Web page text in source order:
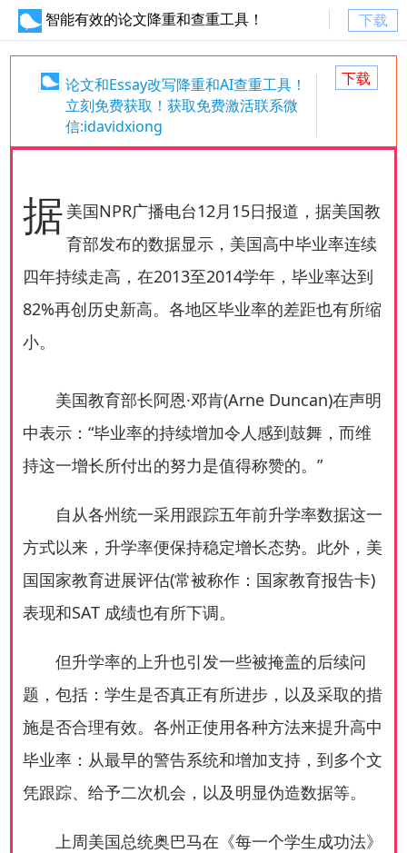
智能有效的论文降重和查重工具！ 下载
论文和Essay改写降重和AI查重工具！
立刻免费获取！获取免费激活联系微
信:idavidxiong
下载
据 美国NPR广播电台12月15日报道，据美国教
育部发布的数据显示，美国高中毕业率连续
四年持续走高，在2013至2014学年，毕业率达到
82%再创历史新高。各地区毕业率的差距也有所缩
小。
美国教育部长阿恩·邓肯(Arne Duncan)在声明
中表示：“毕业率的持续增加令人感到鼓舞，而维
持这一增长所付出的努力是值得称赞的。”
自从各州统一采用跟踪五年前升学率数据这一
方式以来，升学率便保持稳定增长态势。此外，美
国国家教育进展评估(常被称作：国家教育报告卡)
表现和SAT 成绩也有所下调。
但升学率的上升也引发一些被掩盖的后续问
题，包括：学生是否真正有所进步，以及采取的措
施是否合理有效。各州正使用各种方法来提升高中
毕业率：从最早的警告系统和增加支持，到多个文
凭跟踪、给予二次机会，以及明显伪造数据等。
上周美国总统奥巴马在《每一个学生成功法》